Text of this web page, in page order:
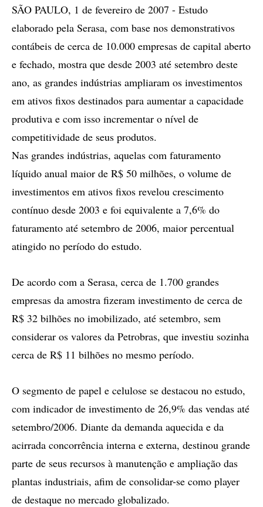
compartilhamento
SÃO PAULO, 1 de fevereiro de 2007 - Estudo
elaborado pela Serasa, com base nos demonstrativos
contábeis de cerca de 10.000 empresas de capital aberto
e fechado, mostra que desde 2003 até setembro deste
ano, as grandes indústrias ampliaram os investimentos
em ativos fixos destinados para aumentar a capacidade
produtiva e com isso incrementar o nível de
competitividade de seus produtos.
Nas grandes indústrias, aquelas com faturamento
líquido anual maior de R$ 50 milhões, o volume de
investimentos em ativos fixos revelou crescimento
contínuo desde 2003 e foi equivalente a 7,6% do
faturamento até setembro de 2006, maior percentual
atingido no período do estudo.
De acordo com a Serasa, cerca de 1.700 grandes
empresas da amostra fizeram investimento de cerca de
R$ 32 bilhões no imobilizado, até setembro, sem
considerar os valores da Petrobras, que investiu sozinha
cerca de R$ 11 bilhões no mesmo período.
O segmento de papel e celulose se destacou no estudo,
com indicador de investimento de 26,9% das vendas até
setembro/2006. Diante da demanda aquecida e da
acirrada concorrência interna e externa, destinou grande
parte de seus recursos à manutenção e ampliação das
plantas industriais, afim de consolidar-se como player
de destaque no mercado globalizado.